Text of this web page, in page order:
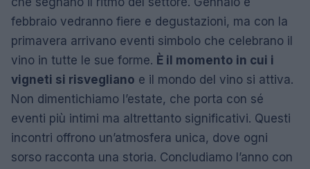
febbraio vedranno fiere e degustazioni, ma con la
primavera arrivano eventi simbolo che celebrano il
vino in tutte le sue forme. È il momento in cui i
vigneti si risvegliano e il mondo del vino si attiva.
Non dimentichiamo l’estate, che porta con sé
eventi più intimi ma altrettanto significativi. Questi
incontri offrono un’atmosfera unica, dove ogni
sorso racconta una storia. Concludiamo l’anno con